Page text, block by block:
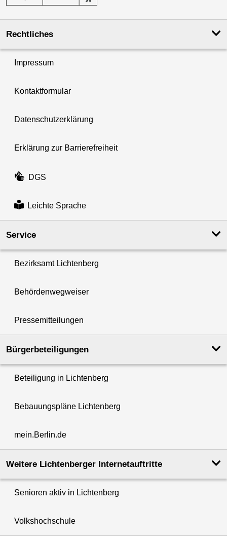
Rechtliches
Impressum
Kontaktformular
Datenschutzerklärung
Erklärung zur Barrierefreiheit
DGS
Leichte Sprache
Service
Bezirksamt Lichtenberg
Behördenwegweiser
Pressemitteilungen
Bürgerbeteiligungen
Beteiligung in Lichtenberg
Bebauungspläne Lichtenberg
mein.Berlin.de
Weitere Lichtenberger Internetauftritte
Senioren aktiv in Lichtenberg
Volkshochschule